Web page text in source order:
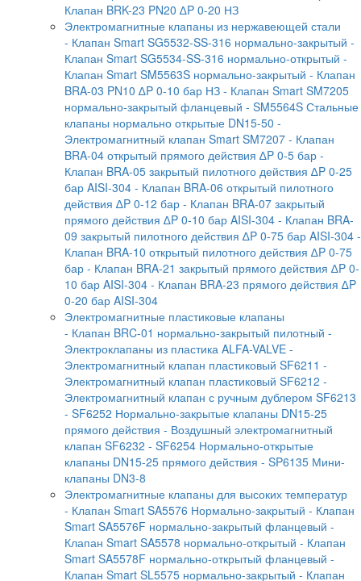
Клапан BRK-23 PN20 ∆P 0-20 НЗ
Электромагнитные клапаны из нержавеющей стали
- Клапан Smart SG5532-SS-316 нормально-закрытый -
Клапан Smart SG5534-SS-316 нормально-открытый -
Клапан Smart SM5563S нормально-закрытый - Клапан
BRA-03 PN10 ∆P 0-10 бар НЗ - Клапан Smart SM7205
нормально-закрытый фланцевый - SM5564S Стальные
клапаны нормально открытые DN15-50 -
Электромагнитный клапан Smart SM7207 - Клапан
BRA-04 открытый прямого действия ∆P 0-5 бар -
Клапан BRA-05 закрытый пилотного действия ∆P 0-25
бар AISI-304 - Клапан BRA-06 открытый пилотного
действия ∆P 0-12 бар - Клапан BRA-07 закрытый
прямого действия ∆P 0-10 бар AISI-304 - Клапан BRA-
09 закрытый пилотного действия ∆P 0-75 бар AISI-304 -
Клапан BRA-10 открытый пилотного действия ∆P 0-75
бар - Клапан BRA-21 закрытый прямого действия ∆P 0-
10 бар AISI-304 - Клапан BRA-23 прямого действия ∆P
0-20 бар AISI-304
Электромагнитные пластиковые клапаны
- Клапан BRC-01 нормально-закрытый пилотный -
Электроклапаны из пластика ALFA-VALVE -
Электромагнитный клапан пластиковый SF6211 -
Электромагнитный клапан пластиковый SF6212 -
Электромагнитный клапан с ручным дублером SF6213
- SF6252 Нормально-закрытые клапаны DN15-25
прямого действия - Воздушный электромагнитный
клапан SF6232 - SF6254 Нормально-открытые
клапаны DN15-25 прямого действия - SP6135 Мини-
клапаны DN3-8
Электромагнитные клапаны для высоких температур
- Клапан Smart SA5576 Нормально-закрытый - Клапан
Smart SA5576F нормально-закрытый фланцевый -
Клапан Smart SA5578 нормально-открытый - Клапан
Smart SA5578F нормально-открытый фланцевый -
Клапан Smart SL5575 нормально-закрытый - Клапан